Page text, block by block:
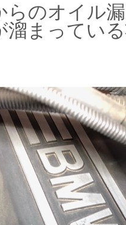
らのオイル
溜まってい